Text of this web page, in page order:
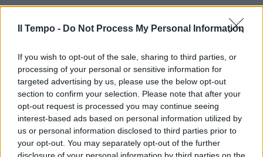
Il Tempo - Do Not Process My Personal Information
If you wish to opt-out of the sale, sharing to third parties, or
processing of your personal or sensitive information for
targeted advertising by us, please use the below opt-out
section to confirm your selection. Please note that after your
opt-out request is processed you may continue seeing
interest-based ads based on personal information utilized by
us or personal information disclosed to third parties prior to
your opt-out. You may separately opt-out of the further